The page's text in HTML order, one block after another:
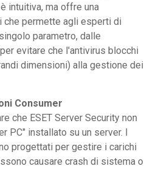
intuitiva, ma offre una
permette agli esperti di
parametro, dalle
evitare che l'antivirus blocchi
dimensioni) alla gestione dei
Consumer
che ESET Server Security non
PC" installato su un server. I
progettati per gestire i carichi
causare crash di sistema o